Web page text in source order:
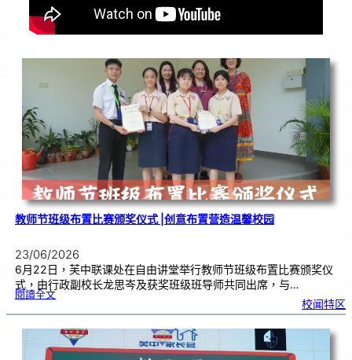
教师节班级布置比赛颁奖仪式 |创意布置营造温馨校园
23/06/2026
6月22日，芙中联课处在自由讲堂举行教师节班级布置比赛颁奖仪
式，由行政副校长龙思岑及获奖班级班导师共同出席，与…
閱讀全文:教
班
布
置
比
颁
奖
校闻特区